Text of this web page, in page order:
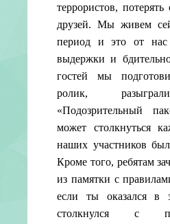
террористов,
друзей. Мы живем
период и это от нас
выдержки и
гостей мы
ролик,
«Подозрительный
может столкнуться
наших участников
Кроме того, ребятам
из памятки с
если ты оказался в
столкнулся с